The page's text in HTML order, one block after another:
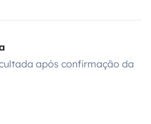
após confirmação da